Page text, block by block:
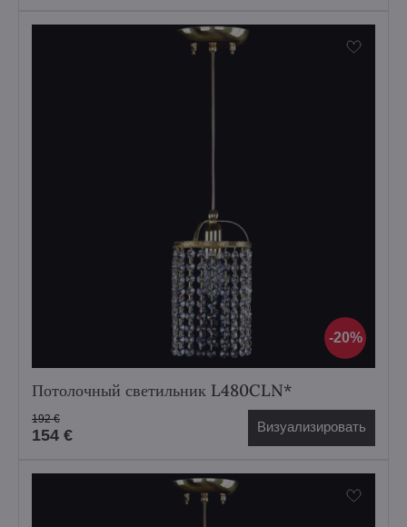
20%
Потолочный светильник L480CLN*
154 €
192 € Визуализировать